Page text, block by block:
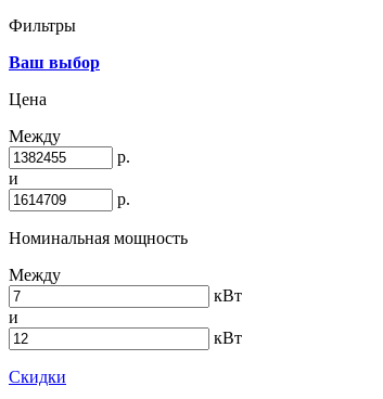
Фильтры
Ваш выбор
Цена
Между
р.
и
р.
Номинальная мощность
Между
кВт
и
кВт
Скидки